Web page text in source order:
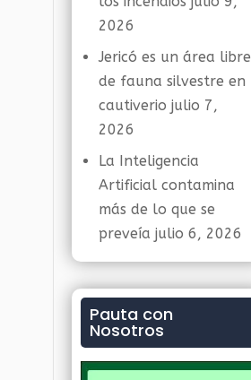
2026
Jericó es un área libre
de fauna silvestre en
cautiverio julio 7,
2026
La Inteligencia
Artificial contamina
más de lo que se
preveía julio 6, 2026
Pauta con
Nosotros